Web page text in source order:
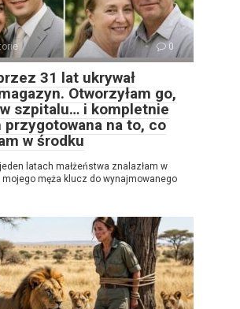
0
31 lat ukrywał
Otworzyłam go,
w szpitalu… i kompletnie
przygotowana na to, co
w środku
latach małżeństwa znalazłam w
męża klucz do wynajmowanego